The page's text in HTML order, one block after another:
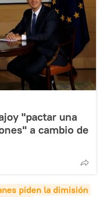
"pactar una
a cambio de
piden la dimisión